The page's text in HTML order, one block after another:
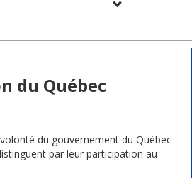
du Québec
du gouvernement du Québec
par leur participation au